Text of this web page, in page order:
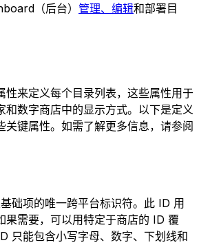
（后台） 管理、编辑和部署目
性来定义每个目录列表，这些属性用于
和数字商店中的显示方式。以下是定义
关键属性。如需了解更多信息，请参阅
础项的唯一跨平台标识符。此 ID 用
果需要，可以用特定于商店的 ID 覆
只能包含小写字母、数字、下划线和